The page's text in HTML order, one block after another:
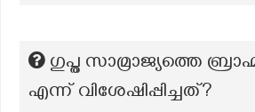
ഗുപ്ത സാമ്രാജ്യത്തെ
എന്ന് വിശേഷിപ്പിച്ചത്?